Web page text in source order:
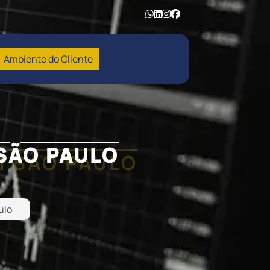
Ambiente do Cliente
PAULO